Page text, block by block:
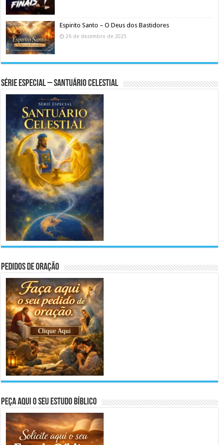
Espirito Santo – O Deus dos Bastidores
26 de dezembro de 2025
Série Especial – Santuário Celestial
Pedidos de Oração
Peça aqui o seu Estudo Bíblico